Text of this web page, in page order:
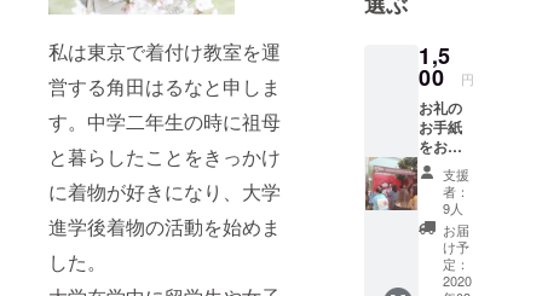
私は東京で着付け教室を運
営する角田はるなと申しま
す。中学二年生の時に祖母
と暮らしたことをきっかけ
に着物が好きになり、大学
進学後着物の活動を始めま
した。
1,5
00 円
お礼の
お手紙
をお送
りいた
しま
す。
支援
者：
9人
お届
け予
定：
2020